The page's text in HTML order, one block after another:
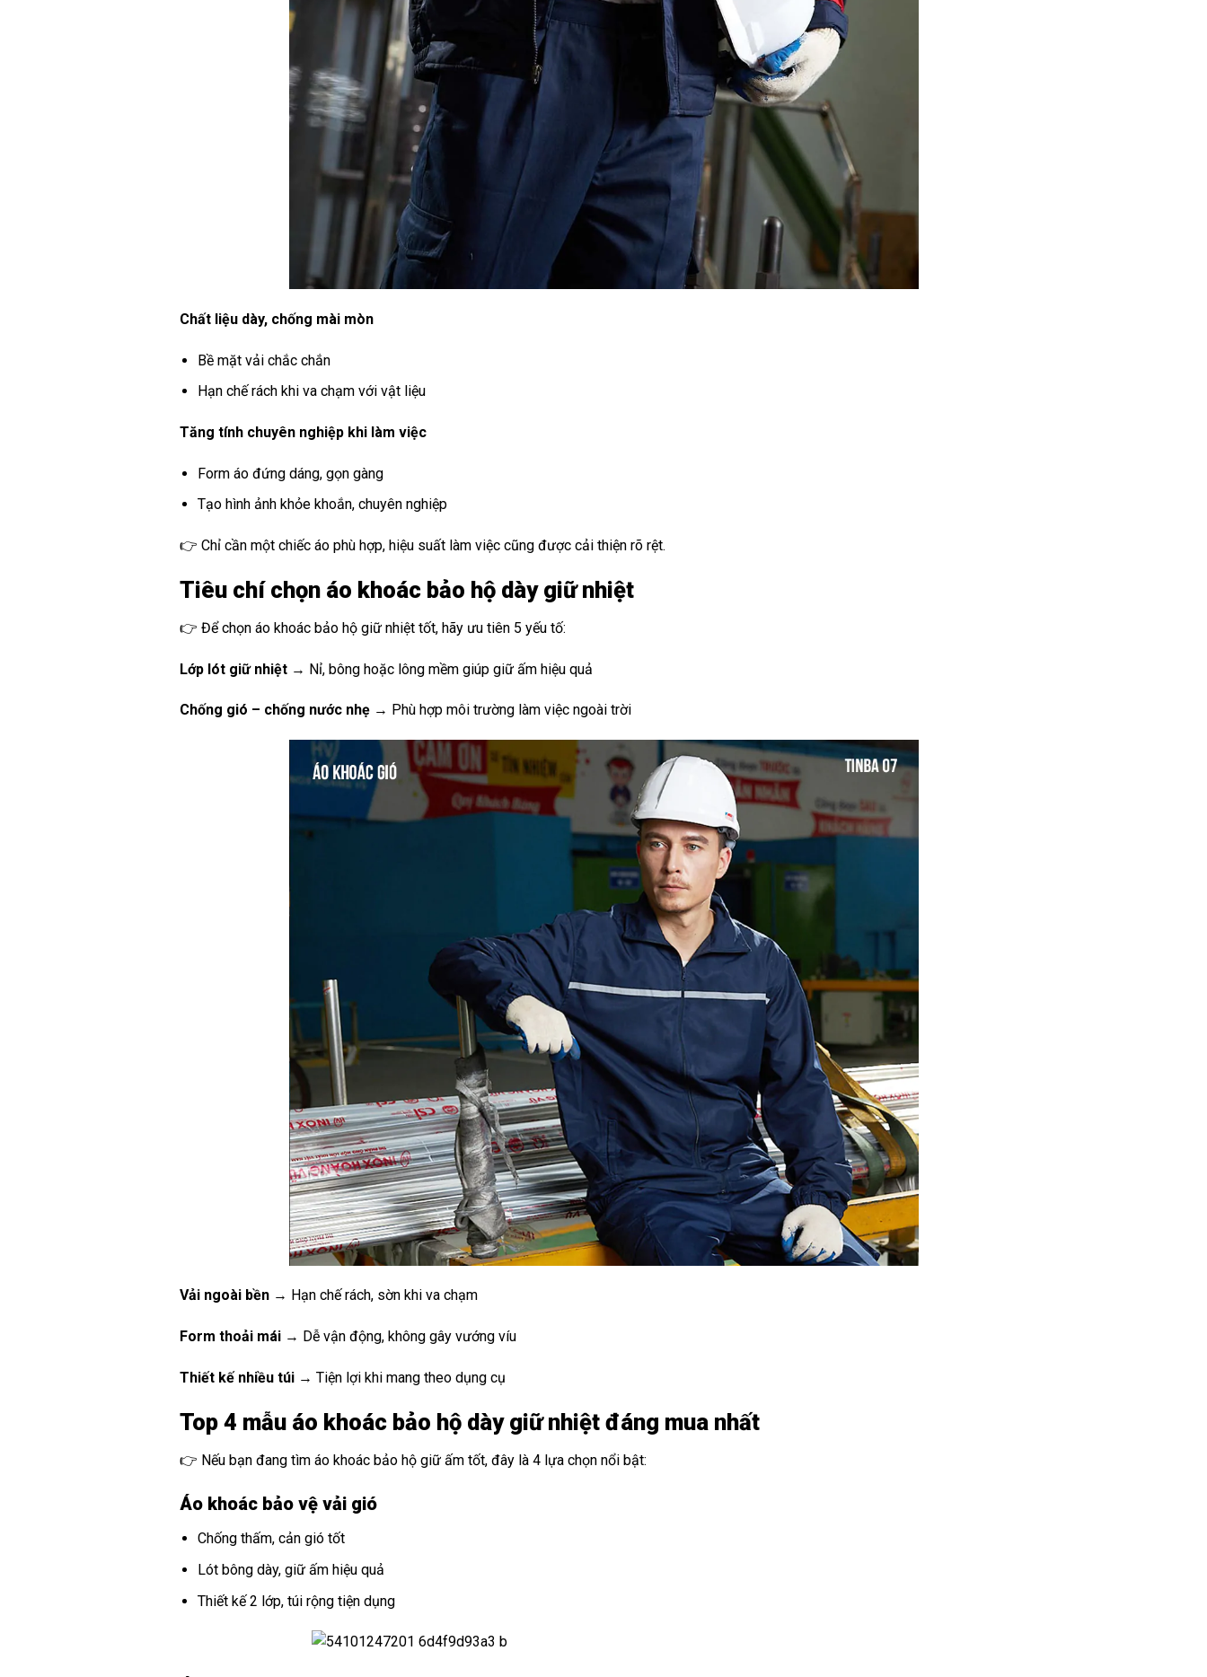
Chất liệu dày, chống mài mòn
Bề mặt vải chắc chắn
Hạn chế rách khi va chạm với vật liệu
Tăng tính chuyên nghiệp khi làm việc
Form áo đứng dáng, gọn gàng
Tạo hình ảnh khỏe khoắn, chuyên nghiệp
👉 Chỉ cần một chiếc áo phù hợp, hiệu suất làm việc cũng được cải thiện rõ rệt.
Tiêu chí chọn áo khoác bảo hộ dày giữ nhiệt
👉 Để chọn áo khoác bảo hộ giữ nhiệt tốt, hãy ưu tiên 5 yếu tố:
Lớp lót giữ nhiệt → Nỉ, bông hoặc lông mềm giúp giữ ấm hiệu quả
Chống gió – chống nước nhẹ → Phù hợp môi trường làm việc ngoài trời
Vải ngoài bền → Hạn chế rách, sờn khi va chạm
Form thoải mái → Dễ vận động, không gây vướng víu
Thiết kế nhiều túi → Tiện lợi khi mang theo dụng cụ
Top 4 mẫu áo khoác bảo hộ dày giữ nhiệt đáng mua nhất
👉 Nếu bạn đang tìm áo khoác bảo hộ giữ ấm tốt, đây là 4 lựa chọn nổi bật:
Áo khoác bảo vệ vải gió
Chống thấm, cản gió tốt
Lót bông dày, giữ ấm hiệu quả
Thiết kế 2 lớp, túi rộng tiện dụng